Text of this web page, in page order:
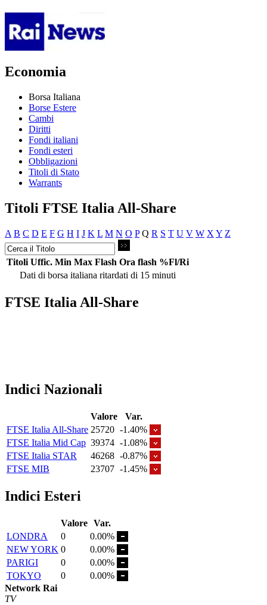
Economia
Borsa Italiana
Borse Estere
Cambi
Diritti
Fondi italiani
Fondi esteri
Obbligazioni
Titoli di Stato
Warrants
Titoli FTSE Italia All-Share
A B C D E F G H I J K L M N O P Q R S T U V W X Y Z
Titoli Uffic. Min Max Flash Ora flash %Fl/Ri
Dati di borsa italiana ritardati di 15 minuti
FTSE Italia All-Share
Indici Nazionali
Valore
Var.
FTSE Italia All-Share 25720 -1.40%
FTSE Italia Mid Cap 39374 -1.08%
FTSE Italia STAR
46268 -0.87%
FTSE MIB
23707 -1.45%
Indici Esteri
Valore Var.
LONDRA
0
0.00%
NEW YORK 0
0.00%
PARIGI
0
0.00%
TOKYO
0
0.00%
Network Rai
TV